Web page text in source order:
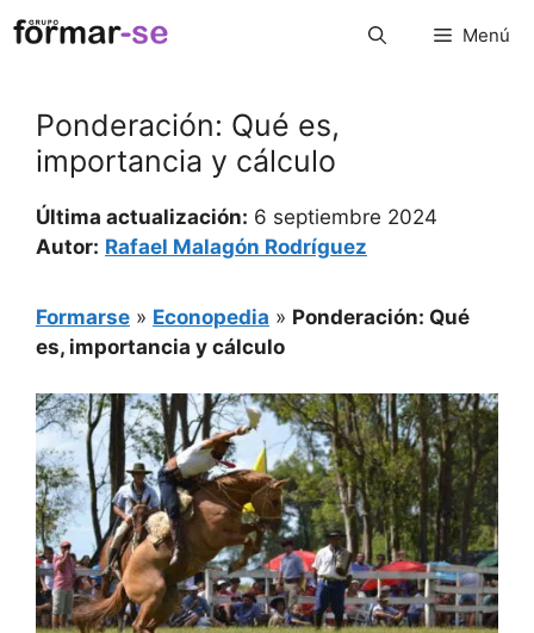
Saltar
al
Menú
Ponderación: Qué es,
importancia y cálculo
Última actualización: 6 septiembre 2024
Autor: Rafael Malagón Rodríguez
Formarse » Econopedia » Ponderación: Qué
es, importancia y cálculo